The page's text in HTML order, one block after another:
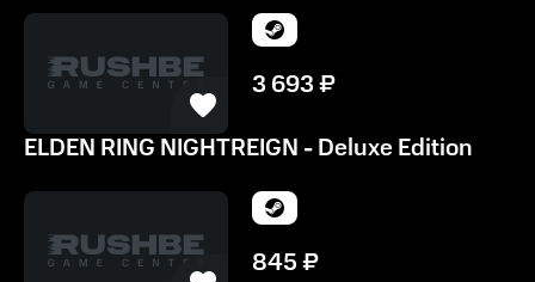
3 693₽
ELDEN RING NIGHTREIGN - Deluxe Edition
845₽